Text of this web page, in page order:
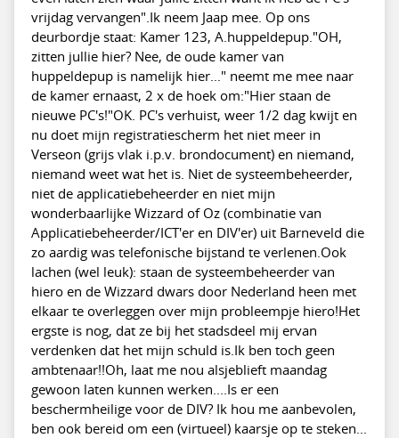
vrijdag vervangen".Ik neem Jaap mee. Op ons
deurbordje staat: Kamer 123, A.huppeldepup."OH,
zitten jullie hier? Nee, de oude kamer van
huppeldepup is namelijk hier..." neemt me mee naar
de kamer ernaast, 2 x de hoek om:"Hier staan de
nieuwe PC's!"OK. PC's verhuist, weer 1/2 dag kwijt en
nu doet mijn registratiescherm het niet meer in
Verseon (grijs vlak i.p.v. brondocument) en niemand,
niemand weet wat het is. Niet de systeembeheerder,
niet de applicatiebeheerder en niet mijn
wonderbaarlijke Wizzard of Oz (combinatie van
Applicatiebeheerder/ICT'er en DIV'er) uit Barneveld die
zo aardig was telefonische bijstand te verlenen.Ook
lachen (wel leuk): staan de systeembeheerder van
hiero en de Wizzard dwars door Nederland heen met
elkaar te overleggen over mijn probleempje hiero!Het
ergste is nog, dat ze bij het stadsdeel mij ervan
verdenken dat het mijn schuld is.Ik ben toch geen
ambtenaar!!Oh, laat me nou alsjeblieft maandag
gewoon laten kunnen werken....Is er een
beschermheilige voor de DIV? Ik hou me aanbevolen,
ben ook bereid om een (virtueel) kaarsje op te steken...